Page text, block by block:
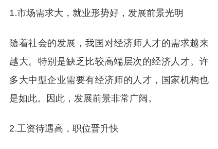
1.市场需求大，就业形势好，发展前景光明
随着社会的发展，我国对经济师人才的需求越来
越大。特别是缺乏比较高端层次的经济人才。许
多大中型企业需要有经济师的人才，国家机构也
是如此。因此，发展前景非常广阔。
2.工资待遇高，职位晋升快